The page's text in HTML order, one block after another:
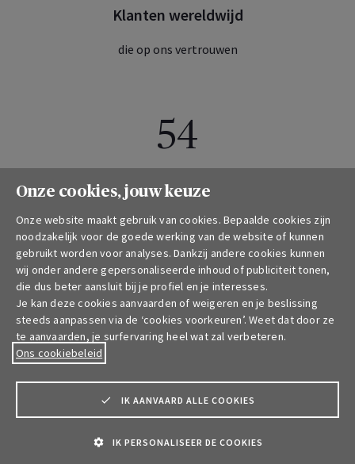
Klanten wereldwijd
die op ons vertrouwen
54
waar we onze producten verdelen en diensten leveren
120 000
Medewerkers
Onze cookies, jouw keuze
Onze website maakt gebruik van cookies. Bepaalde cookies zijn
noodzakelijk voor de goede werking van de website of kunnen
gebruikt worden voor analyses. Dankzij andere cookies kunnen
wij onder andere gepersonaliseerde inhoud of publiciteit tonen,
die dus beter aansluit bij je profiel en je interesses.
Je kan deze cookies aanvaarden of weigeren en je beslissing
steeds aanpassen via de ‘cookies voorkeuren’. Weet dat door ze
te aanvaarden, je surfervaring heel wat zal verbeteren.
Ons cookiebeleid
IK AANVAARD ALLE COOKIES
IK PERSONALISEER DE COOKIES